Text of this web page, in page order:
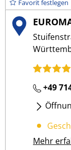
Favorit festlegen
+49
Mo- Fr:
Sa
Mehr